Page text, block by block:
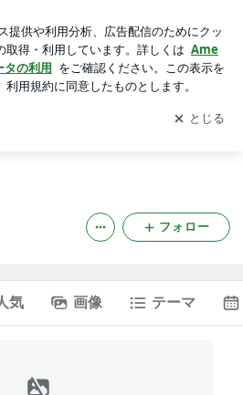
ブログの更新通知
を受け取りまし
開く
フォロー
気 画像 テーマ